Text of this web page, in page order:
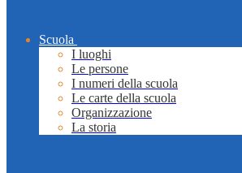
Scuola
I luoghi
Le persone
I numeri della scuola
Le carte della scuola
Organizzazione
La storia